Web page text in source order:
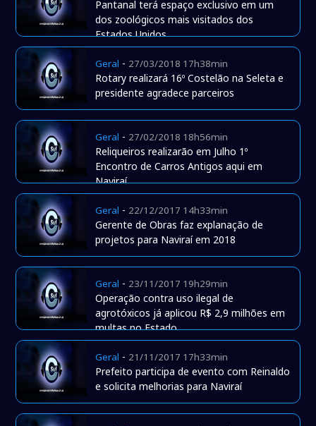
Pantanal terá espaço exclusivo em um
dos zoológicos mais visitados dos
Estados Unidos
Geral - 27/03/2018 17h38min
Rotary realizará 16º Costelão na Seleta e
presidente agradece parceiros
Geral - 27/02/2018 18h56min
Reliqueiros realizarão em Julho 1º
Encontro de Carros Antigos aqui em
Naviraí
Geral - 22/12/2017 14h33min
Gerente de Obras faz explanação de
projetos para Naviraí em 2018
Geral - 23/11/2017 19h29min
Operação contra uso ilegal de
agrotóxicos já aplicou R$ 2,9 milhões em
multas no Estado
Geral - 21/11/2017 17h33min
Prefeito participa de evento com Reinaldo
e solicita melhorias para Naviraí